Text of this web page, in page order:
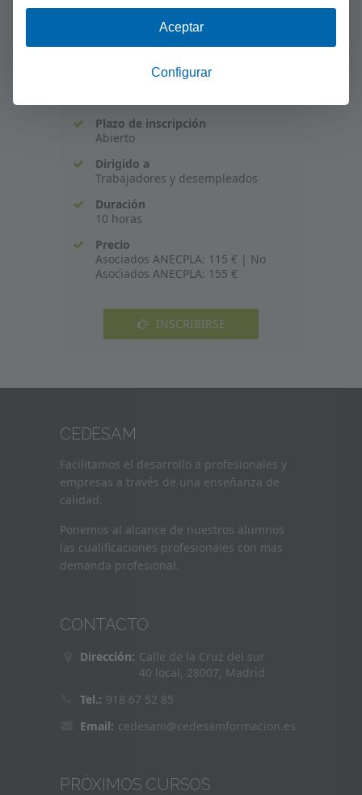
100% online - Inscríbete a la
Modalidad
Plazo de inscripción
Abierto
Dirigido a
Trabajadores y desempleados
Duración
10 horas
Precio
Asociados ANECPLA: 115 € | No
Asociados ANECPLA: 155 €
INSCRIBIRSE
CEDESAM
Facilitamos el desarrollo a profesionales y
empresas a través de una enseñanza de
calidad.
Ponemos al alcance de nuestros alumnos
las cualificaciones profesionales con mas
demanda profesional.
CONTACTO
Dirección: Calle de la Cruz del sur
40 local, 28007, Madrid
Tel.: 918 67 52 85
Email: cedesam@cedesamformacion.es
PRÓXIMOS CURSOS